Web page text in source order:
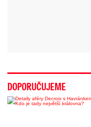
DOPORUČUJEME